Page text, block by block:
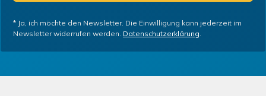
* Ja, ich möchte den Newsletter. Die Einwilligung kann jederzeit im
Newsletter widerrufen werden. Datenschutzerklärung.